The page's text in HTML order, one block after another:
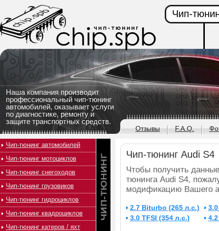
Наша компания производит
профессиональный чип-тюнинг
автомобилей, оказывает услуги
по диагностике, ремонту и
защите транспортных средств.
Чип-
Отзывы F.A.Q.
Чип-тюнинг Audi S4
Чтобы получить
тюнинга Audi S4,
модификацию Вашего
2.7 Biturbo (265 л.с.)
3.0 TFSI (354 л.с.)
Чип-тюнинг автомобилей
Чип-тюнинг мотоциклов
Чип-тюнинг снегоходов
Чип-тюнинг грузовиков
Чип-тюнинг гидроциклов
Чип-тюнинг квадроциклов
Чип-тюнинг катеров / яхт